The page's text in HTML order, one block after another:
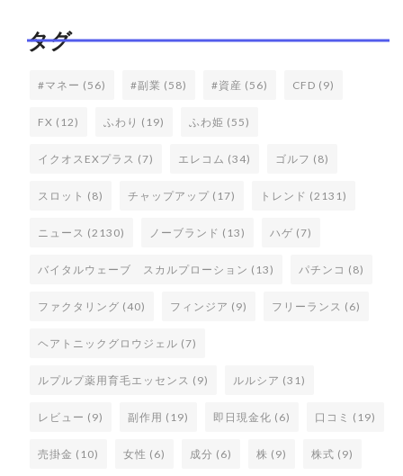
タグ
#マネー (56) #副業 (58) #資産 (56) CFD (9)
FX (12) ふわり (19) ふわ姫 (55)
イクオスEXプラス (7) エレコム (34) ゴルフ (8)
スロット (8) チャップアップ (17) トレンド (2131)
ニュース (2130) ノーブランド (13) ハゲ (7)
バイタルウェーブ スカルプローション (13) パチンコ (8)
ファクタリング (40) フィンジア (9) フリーランス (6)
ヘアトニックグロウジェル (7)
ルプルプ薬用育毛エッセンス (9) ルルシア (31)
レビュー (9) 副作用 (19) 即日現金化 (6) 口コミ (19)
売掛金 (10) 女性 (6) 成分 (6) 株 (9) 株式 (9)